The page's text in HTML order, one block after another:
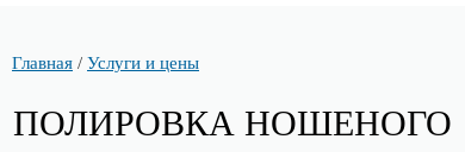
Главная / Услуги и цены
ПОЛИРОВКА НОШЕНОГО